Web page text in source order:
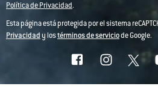
Política de Privacidad.
Esta página está protegida por el sistema
Privacidady lostérminos de serviciode Google.